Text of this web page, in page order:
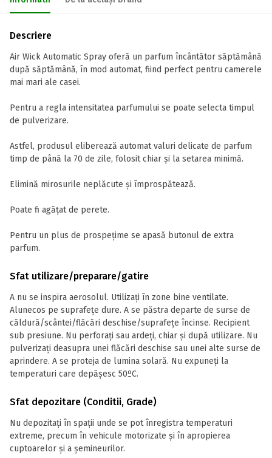
Descriere
Air Wick Automatic Spray oferă un parfum încântător săptămână
după săptămână, în mod automat, fiind perfect pentru camerele
mai mari ale casei.
Pentru a regla intensitatea parfumului se poate selecta timpul
de pulverizare.
Astfel, produsul eliberează automat valuri delicate de parfum
timp de până la 70 de zile, folosit chiar și la setarea minimă.
Elimină mirosurile neplăcute și împrospătează.
Poate fi agățat de perete.
Pentru un plus de prospețime se apasă butonul de extra
parfum.
Sfat utilizare/preparare/gatire
A nu se inspira aerosolul. Utilizați în zone bine ventilate.
Alunecos pe suprafețe dure. A se păstra departe de surse de
căldură/scântei/flăcări deschise/suprafeţe încinse. Recipient
sub presiune. Nu perforaţi sau ardeţi, chiar şi după utilizare. Nu
pulverizaţi deasupra unei flăcări deschise sau unei alte surse de
aprindere. A se proteja de lumina solară. Nu expuneţi la
temperaturi care depăşesc 50ºC.
Sfat depozitare (Conditii, Grade)
Nu depozitați în spații unde se pot înregistra temperaturi
extreme, precum în vehicule motorizate și în apropierea
cuptoarelor și a șemineurilor.